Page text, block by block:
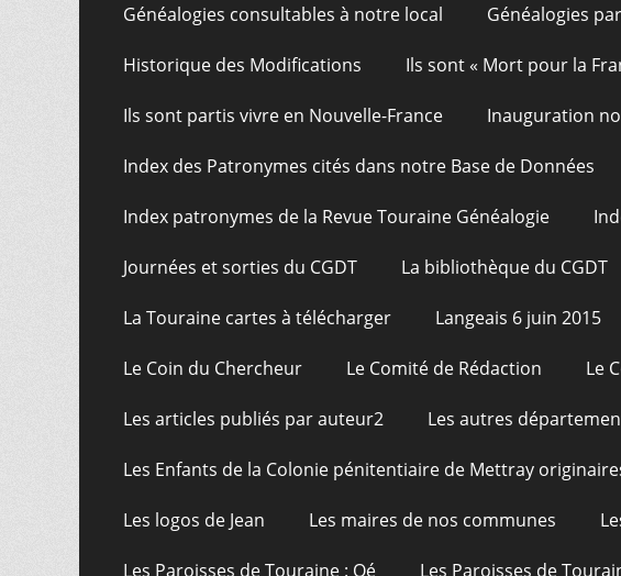
Généalogies consultables à notre local Généalogies
Historique des Modifications Ils sont « Mort pour la
Ils sont partis vivre en Nouvelle-France Inauguration
Index des Patronymes cités dans notre Base de Données
Index patronymes de la Revue Touraine Généalogie
Journées et sorties du CGDT La bibliothèque du CGDT
La Touraine cartes à télécharger Langeais 6 juin 2015
Le Coin du Chercheur Le Comité de Rédaction Le
Les articles publiés par auteur2 Les autres
Les Enfants de la Colonie pénitentiaire de Mettray
Les logos de Jean Les maires de nos communes
Les Paroisses de Touraine : Oé Les Paroisses de